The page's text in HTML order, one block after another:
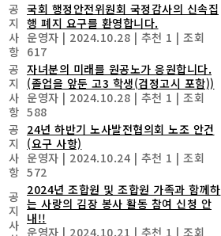
공
지
사
항
국회 행정안전위원회 국정감사의 신속집
행 폐지 요구를 환영합니다.
운영자 | 2024.10.28 | 추천 1 | 조회
617
공
지
사
항
자녀분의 미래를 원공노가 응원합니다.
(졸업을 앞둔 고3 학생(검정고시 포함))
운영자 | 2024.10.28 | 추천 1 | 조회
588
공
지
사
항
24년 하반기 노사발전협의회 노조 안건
(요구 사항)
운영자 | 2024.10.24 | 추천 1 | 조회
572
공
지
사
2024년 조합원 및 조합원 가족과 함께하
는 사랑의 김장 봉사 활동 참여 신청 안
내!!
운영자 | 2024.10.21 | 추천 1 | 조회